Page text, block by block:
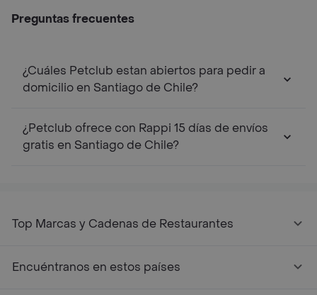
Preguntas frecuentes
¿Cuáles Petclub estan abiertos para pedir a
domicilio en Santiago de Chile?
¿Petclub ofrece con Rappi 15 días de envíos
gratis en Santiago de Chile?
Top Marcas y Cadenas de Restaurantes
Encuéntranos en estos países